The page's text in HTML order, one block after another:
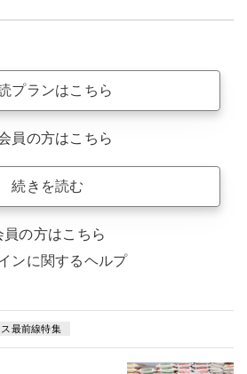
プランはこちら
員の方はこちら
続きを読む
員の方はこちら
ンに関するヘルプ
最前線特集